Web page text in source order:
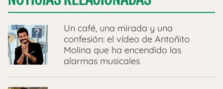
Un café, una mirada y una
confesión: el vídeo de Antoñito
Molina que ha encendido las
alarmas musicales